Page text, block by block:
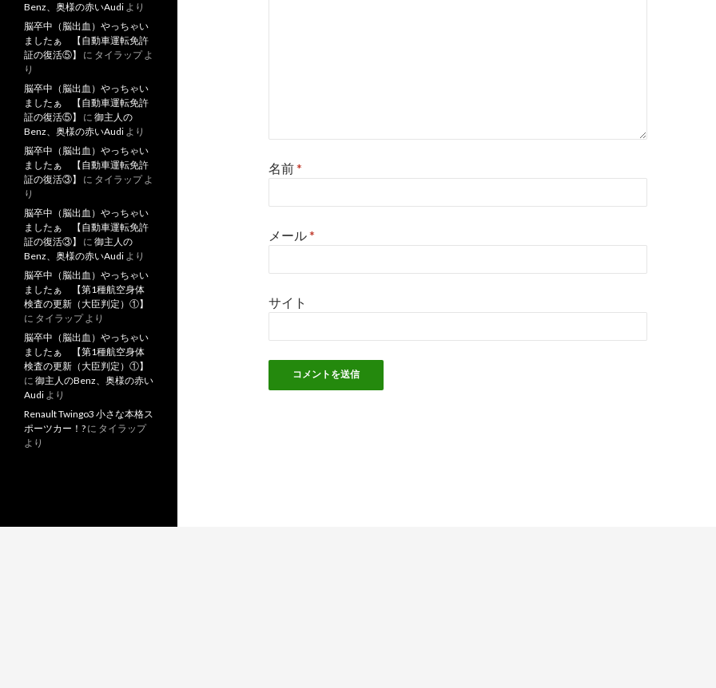
名前*
メール*
サイト
Benz、奥様の赤いAudi より
脳卒中（脳出血）やっちゃい
ましたぁ 【自動車運転免許
証の復活⑤】
に タイラップよ
り
脳卒中（脳出血）やっちゃい
ましたぁ 【自動車運転免許
証の復活⑤】
に 御主人の
Benz、奥様の赤いAudi より
脳卒中（脳出血）やっちゃい
ましたぁ 【自動車運転免許
証の復活③】
に タイラップよ
り
脳卒中（脳出血）やっちゃい
ましたぁ 【自動車運転免許
証の復活③】
に 御主人の
Benz、奥様の赤いAudi より
脳卒中（脳出血）やっちゃい
ましたぁ 【第1種航空身体
検査の更新（大臣判定）①】
に タイラップより
脳卒中（脳出血）やっちゃい
ましたぁ 【第1種航空身体
検査の更新（大臣判定）①】
に 御主人のBenz、奥様の赤い
Audi より
Renault Twingo3 小さな本格ス
ポーツカー！? に タイラップ
より